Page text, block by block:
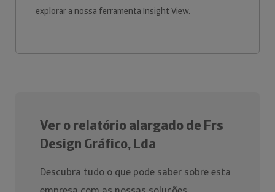
explorar a nossa ferramenta Insight View.
Ver o relatório alargado de Frs
Design Gráfico, Lda
Descubra tudo o que pode saber sobre esta